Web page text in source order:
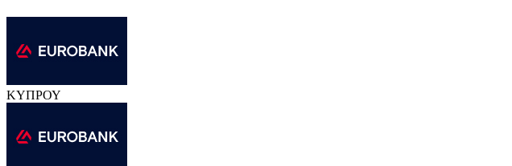
ΚΥΠΡΟΥ